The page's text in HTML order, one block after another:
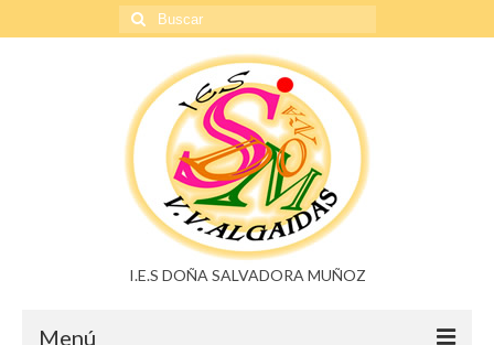
Buscar
por:
I.E.S DOÑA SALVADORA MUÑOZ
Menú